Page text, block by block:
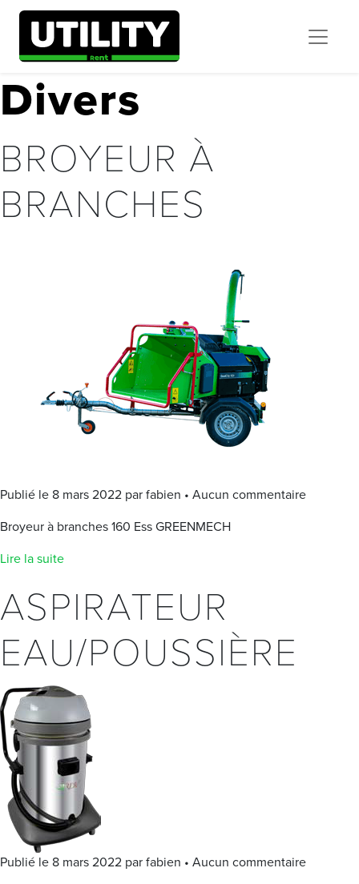
Divers
BROYEUR À
BRANCHES
Publié le 8 mars 2022 par fabien • Aucun commentaire
Broyeur à branches 160 Ess GREENMECH
Lire la suite
ASPIRATEUR
EAU/POUSSIÈRE
Publié le 8 mars 2022 par fabien • Aucun commentaire